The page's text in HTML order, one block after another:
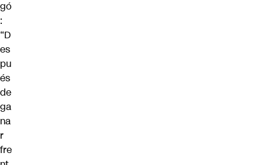
gó
:
“D
es
pu
és
de
ga
na
r
fre